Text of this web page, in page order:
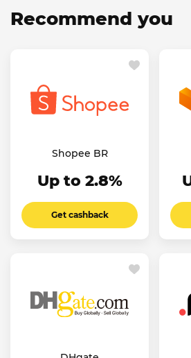
Recommend you
Shopee BR
Up to 2.8%
Get cashback